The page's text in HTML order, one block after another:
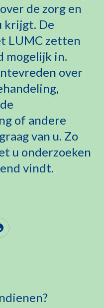
de zorg en
krijgt. De
LUMC zetten
mogelijk in.
over
of andere
van u. Zo
u onderzoeken
vindt.